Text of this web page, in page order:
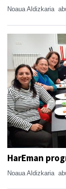
Noaua Aldizkaria
HarEman
Noaua Aldizkaria